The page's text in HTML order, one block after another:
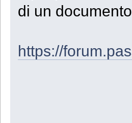
di un
https://